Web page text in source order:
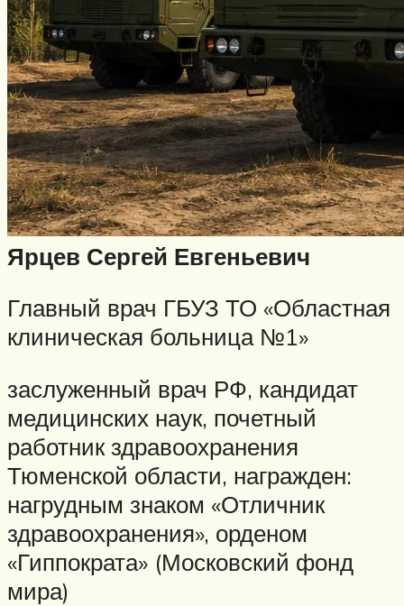
Ярцев Сергей Евгеньевич
Главный врач ГБУЗ ТО «Областная
клиническая больница №1»
заслуженный врач РФ, кандидат
медицинских наук, почетный
работник здравоохранения
Тюменской области, награжден:
нагрудным знаком «Отличник
здравоохранения», орденом
«Гиппократа» (Московский фонд
мира)